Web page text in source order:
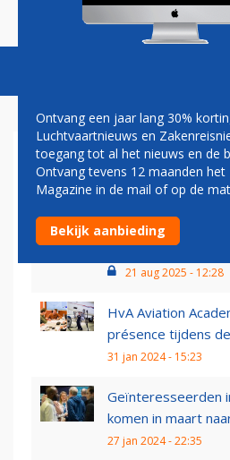
Magazine Podcasts
ARBEIDSMARKT
Vakbond AVV
Cargo: 'Kan...
21 aug 2025 - 12:28
HvA Aviation
présence tijdens
31 jan 2024 - 15:23
Geïnteresseerden
komen in maart
27 jan 2024 - 22:35
Ontvang een jaar lang 30%
Luchtvaartnieuws en
toegang tot al het nieuws en de
Ontvang tevens 12 maanden
Magazine in de mail of op de
Bekijk aanbieding